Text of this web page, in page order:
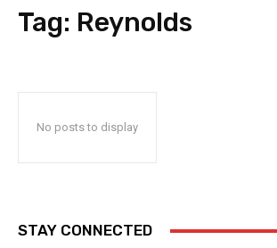
Tag: Reynolds
No posts to display
STAY CONNECTED